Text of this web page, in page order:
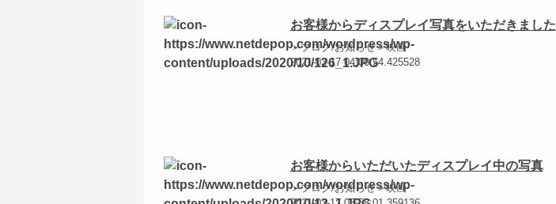
お客様からディスプレイ写真をいただきました
＞ブログ/お知らせ＞映画
2021-03-17 04:00:54.425528
お客様からいただいたディスプレイ中の写真
＞ブログ/お知らせ＞映画